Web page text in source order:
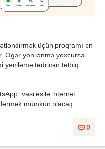
üçün proqramı ən
Əgər yenilənmə yoxdursa,
yeniləmə tədricən tətbiq
vasitəsilə internet
mümkün olacaq.
0